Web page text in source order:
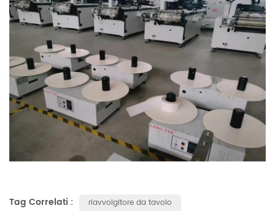
Tag Correlati :
riavvolgitore da tavolo